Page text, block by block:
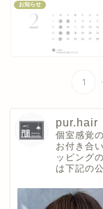
お知らせ
1
pur.hair
個室感覚
お付き合
ッピング
は下記の